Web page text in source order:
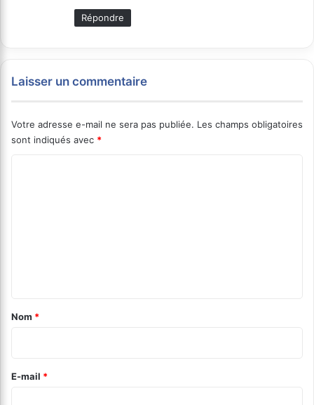
Répondre
Laisser un commentaire
Votre adresse e-mail ne sera pas publiée. Les champs obligatoires
sont indiqués avec *
a
e
Nom *
E-mail *